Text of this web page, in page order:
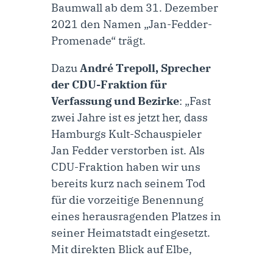
Baumwall ab dem 31. Dezember
2021 den Namen „Jan-Fedder-
Promenade“ trägt.
DazuAndré Trepoll, Sprecher
der CDU-Fraktion für
Verfassung und Bezirke: „Fast
zwei Jahre ist es jetzt her, dass
Hamburgs Kult-Schauspieler
Jan Fedder verstorben ist. Als
CDU-Fraktion haben wir uns
bereits kurz nach seinem Tod
für die vorzeitige Benennung
eines herausragenden Platzes in
seiner Heimatstadt eingesetzt.
Mit direkten Blick auf Elbe,